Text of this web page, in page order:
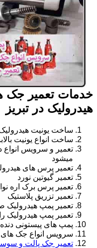
خدمات تعمیر جک
هیدرولیک در تبریز
ساخت یونیت
ساخت انواع یونیت
تعمیر و سرویس انواع
میشود
تعمیر پرس های
تعمیر گیوتین نورد
تعمیر پرس برک اره
تعمیر تزریق پلاستیک
تعمیر پمپ هیدرولیک
تعمیر پمپ هیدرولیک
پمپ های پیستونی
سرویس انواع جک های
تعمیر جک پالت و